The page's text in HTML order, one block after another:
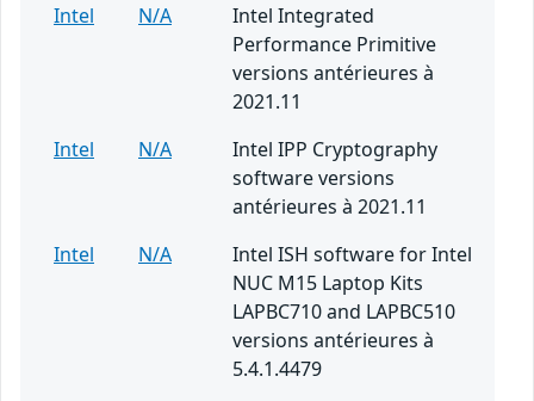
Intel
N/A
Intel Integrated
Performance Primitive
versions antérieures à
2021.11
Intel
N/A
Intel IPP Cryptography
software versions
antérieures à 2021.11
Intel
N/A
Intel ISH software for Intel
NUC M15 Laptop Kits
LAPBC710 and LAPBC510
versions antérieures à
5.4.1.4479